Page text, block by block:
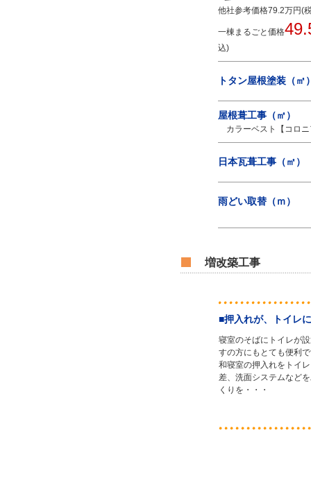
他社参考価格79.2万円(
一棟まるごと価格
込)
トタン屋根塗装（㎡
屋根葺工事（㎡）
カラーベスト【コロニ
日本瓦葺工事（㎡）
雨どい取替（ｍ）
増改築工事
■押入れが、トイレ
寝室のそばにトイレが
すの方にもとても便利
和寝室の押入れをトイ
差、洗面システムなど
くりを・・・